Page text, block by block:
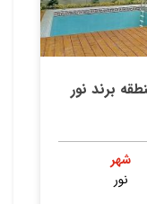
برند نور
شهر
نور